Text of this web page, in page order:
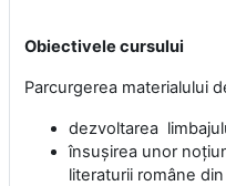
Obiectivele cursului
Parcurgerea materialului
dezvoltarea
însuşirea unor
literaturii române